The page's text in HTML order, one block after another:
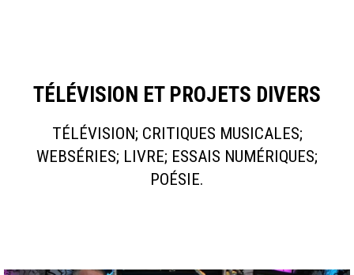
TÉLÉVISION ET PROJETS DIVERS
TÉLÉVISION; CRITIQUES MUSICALES;
WEBSÉRIES; LIVRE; ESSAIS NUMÉRIQUES;
POÉSIE.